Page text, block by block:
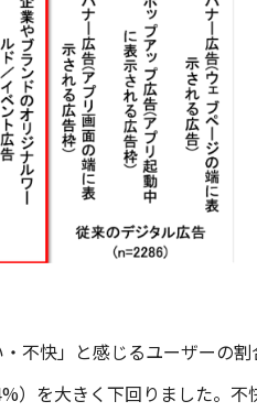
不快」と感じるユーザーの
）を大きく下回りました。